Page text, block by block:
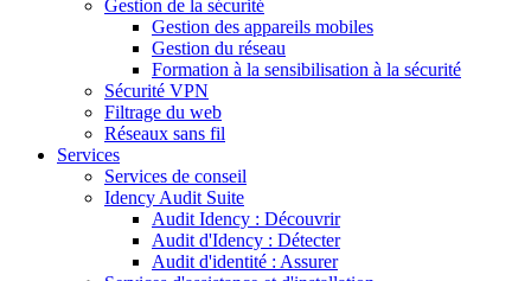
Gestion de la sécurité
Gestion des appareils mobiles
Gestion du réseau
Formation à la sensibilisation à la sécurité
Sécurité VPN
Filtrage du web
Réseaux sans fil
Services
Services de conseil
Idency Audit Suite
Audit Idency : Découvrir
Audit d'Idency : Détecter
Audit d'identité : Assurer